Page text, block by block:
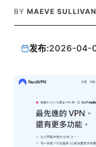
BY MAEVE SULLIVAN
发布:2026-04-